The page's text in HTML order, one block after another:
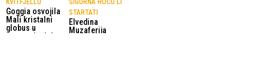
Goggia osvojila
Mali kristalni
globus u
superveleslalom
STARTATI
Elvedina
Muzaferija